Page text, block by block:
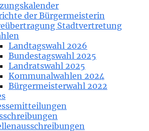
der Bürgermeisterin
Stadtvertretung
Landtagswahl 2026
Bundestagswahl 2025
Landratswahl 2025
Kommunalwahlen 2024
Bürgermeisterwahl 2022